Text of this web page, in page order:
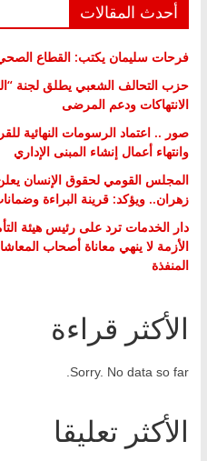
أحدث المقالات
فرحات سليمان يكتب: القطاع
حزب التحالف الشعبي يطلق لجنة
الانتهاكات ودعم المرضى
صور .. اعتماد الرسومات النهائية
وانتهاء أعمال إنشاء المبنى الإداري
المجلس القومي لحقوق الإنسان
زهران.. ويؤكد: قرينة البراءة
دار الخدمات ترد على رئيس هيئة
الأزمة لا ينهي معاناة أصحاب
المنفذة
الأكثر قراءة
Sorry. No data so far.
الأكثر تعليقا